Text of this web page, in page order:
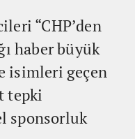
“CHP’den
haber büyük
isimleri geçen
tepki
sponsorluk